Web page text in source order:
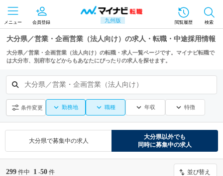
九州版
メニュー 会員登録 閲覧履歴 検索
大分県／営業・企画営業（法人向け）の求人・転職・中途採用情報
大分県／営業・企画営業（法人向け）の転職・求人一覧ページです。マイナビ転職で
は大分市、別府市などからもあなたにぴったりの求人を探せます。
大分県／営業・企画営業（法人向け）
条件変更 勤務地 職種 年収 特徴
大分県で募集中の求人
大分県以外でも
同時に募集中の求人
299 件中 1 -50 件 並び替え